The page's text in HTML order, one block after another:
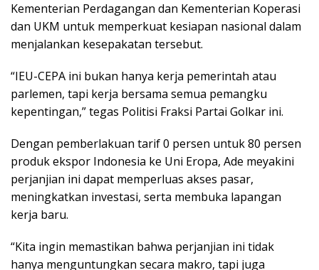
Kementerian Perdagangan dan Kementerian Koperasi
dan UKM untuk memperkuat kesiapan nasional dalam
menjalankan kesepakatan tersebut.
“IEU-CEPA ini bukan hanya kerja pemerintah atau
parlemen, tapi kerja bersama semua pemangku
kepentingan,” tegas Politisi Fraksi Partai Golkar ini.
Dengan pemberlakuan tarif 0 persen untuk 80 persen
produk ekspor Indonesia ke Uni Eropa, Ade meyakini
perjanjian ini dapat memperluas akses pasar,
meningkatkan investasi, serta membuka lapangan
kerja baru.
“Kita ingin memastikan bahwa perjanjian ini tidak
hanya menguntungkan secara makro, tapi juga